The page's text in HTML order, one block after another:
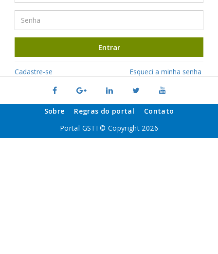
Entrar
Cadastre-se Esqueci a minha senha
Sobre Regras do portal
Contato
Portal GSTI © Copyright 2026